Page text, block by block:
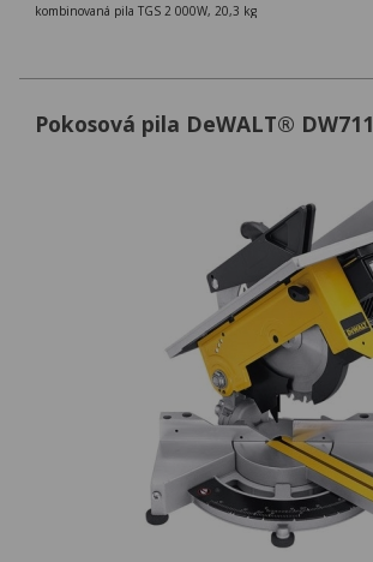
kombinovaná pila TGS 2 000W, 20,3 kg
Pokosová pila DeWALT® DW711